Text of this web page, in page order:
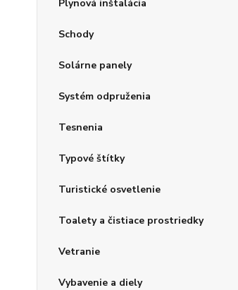
Plynová inštalácia
Schody
Solárne panely
Systém odpruženia
Tesnenia
Typové štítky
Turistické osvetlenie
Toalety a čistiace prostriedky
Vetranie
Vybavenie a diely